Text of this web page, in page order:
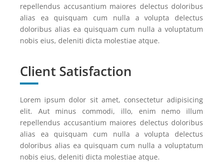
repellendus accusantium maiores delectus doloribus
alias ea quisquam cum nulla a volupta delectus
doloribus alias ea quisquam cum nulla a voluptatum
nobis eius, deleniti dicta molestiae atque.
Client Satisfaction
Lorem ipsum dolor sit amet, consectetur adipisicing
elit. Aut minus commodi, illo, enim nemo illum
repellendus accusantium maiores delectus doloribus
alias ea quisquam cum nulla a volupta delectus
doloribus alias ea quisquam cum nulla a voluptatum
nobis eius, deleniti dicta molestiae atque.